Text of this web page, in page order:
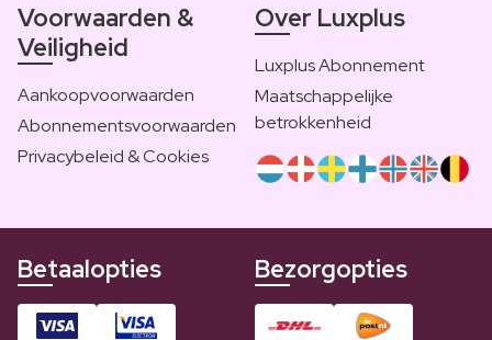
Voorwaarden &
Veiligheid
Aankoopvoorwaarden
Abonnementsvoorwaarden
Privacybeleid & Cookies
Over Luxplus
Luxplus Abonnement
Maatschappelijke
betrokkenheid
Betaalopties Bezorgopties